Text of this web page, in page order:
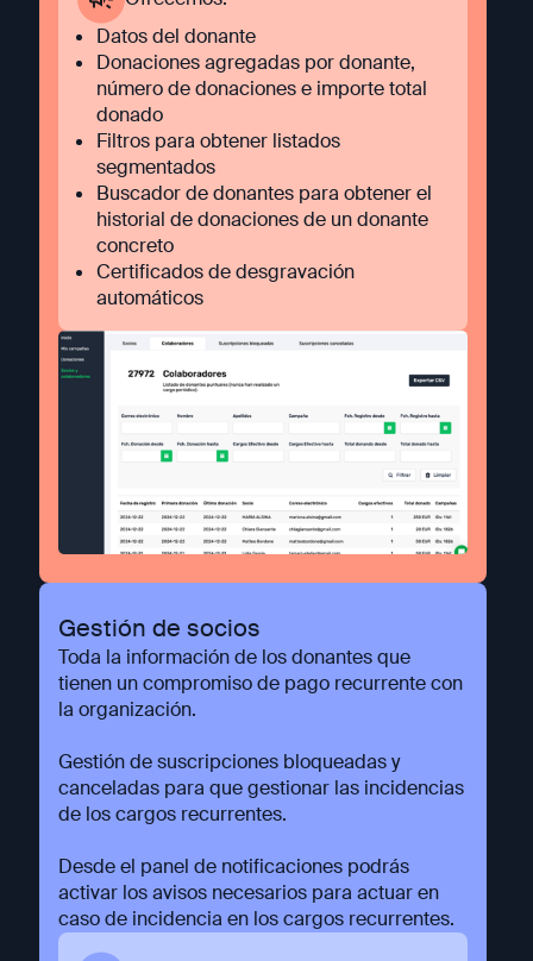
Datos del donante
Donaciones agregadas por donante,
número de donaciones e importe total
donado
Filtros para obtener listados
segmentados
Buscador de donantes para obtener el
historial de donaciones de un donante
concreto
Certificados de desgravación
automáticos
Gestión de socios
Toda la información de los donantes que
tienen un compromiso de pago recurrente con
la organización.
Gestión de suscripciones bloqueadas y
canceladas para que gestionar las incidencias
de los cargos recurrentes.
Desde el panel de notificaciones podrás
activar los avisos necesarios para actuar en
caso de incidencia en los cargos recurrentes.